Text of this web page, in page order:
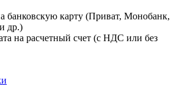
банковскую карту (Приват, Монобанк,
др.)
на расчетный счет (с НДС или без